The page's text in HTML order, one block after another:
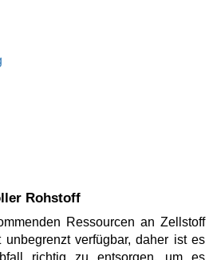
Rohstoff
Ressourcen an Zellstoff
verfügbar, daher ist es
richtig zu entsorgen, um es